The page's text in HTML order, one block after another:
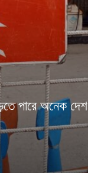
পারে অনেক দেশ